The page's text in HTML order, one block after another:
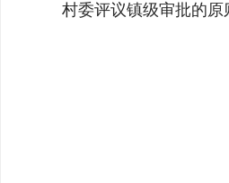
村委评议镇级审批的